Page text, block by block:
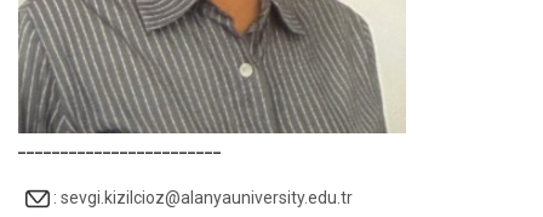
: sevgi.kizilcioz@alanyauniversity.edu.tr